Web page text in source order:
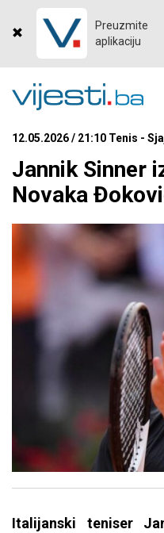
Preuzmite
aplikaciju
12.05.2026 / 21:10 Tenis -
Jannik Sinner
Novaka
Italijanski teniser